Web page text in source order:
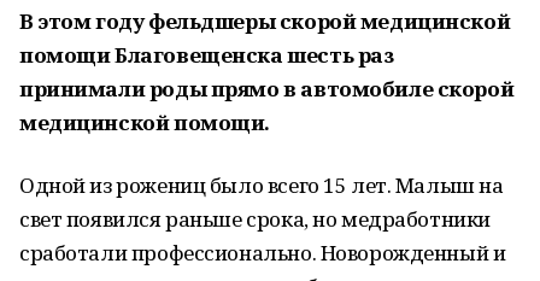
В этом году фельдшеры скорой медицинской
помощи Благовещенска шесть раз
принимали роды прямо в автомобиле скорой
медицинской помощи.
Одной из рожениц было всего 15 лет. Малыш на
свет появился раньше срока, но медработники
сработали профессионально. Новорожденный и